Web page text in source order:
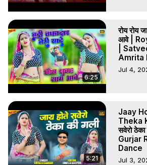
6:25
रोय रोय
आवे |
|
Amrita
Jul 4,
5:21
Jaay
Theka
सवेरो
Gurjar
Dance
Jul 3,